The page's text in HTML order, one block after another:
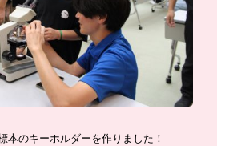
本のキーホルダーを作りました！